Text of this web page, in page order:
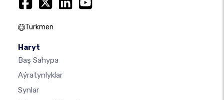
Turkmen
Haryt
Baş Sahypa
Aýratynlyklar
Synlar